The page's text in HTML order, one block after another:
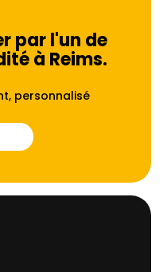
par l'un de
à Reims.
personnalisé